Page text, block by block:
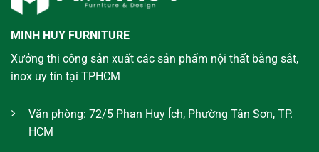
MINH HUY FURNITURE
Xưởng thi công sản xuất các sản phẩm nội thất bằng sắt,
inox uy tín tại TPHCM
Văn phòng: 72/5 Phan Huy Ích, Phường Tân Sơn, TP.
HCM